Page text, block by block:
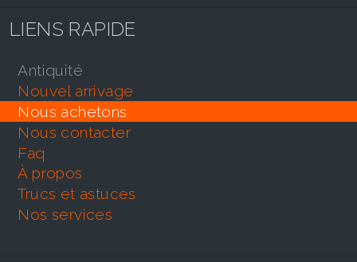
LIENS RAPIDE
antiquité
nouvel arrivage
nous achetons
nous contacter
faq
À propos
trucs et astuces
nos services